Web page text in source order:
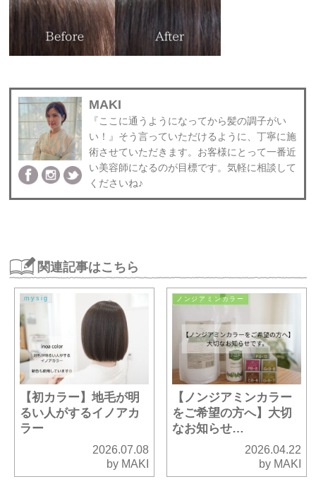
MAKI
『ここに通うようになってから髪の調子がい
い！』そう言っていただけるように、丁寧に施
術させていただきます。お客様にとって一番近
い美容師になるのが目標です。気軽に相談して
くださいね♪
関連記事はこちら
mysig
【初カラー】地毛が明
るい人がするイノアカ
ラー
2026.07.08
by MAKI
ノンジアミンカラー
【ノンジアミンカラー
をご希望の方へ】大切
なお知らせ…
2026.04.22
by MAKI